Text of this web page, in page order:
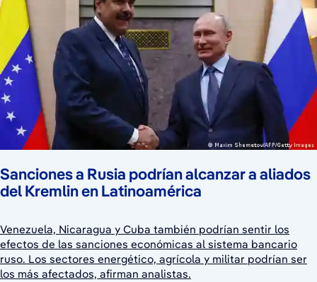
Sanciones a Rusia podrían alcanzar a aliados
del Kremlin en Latinoamérica
Venezuela, Nicaragua y Cuba también podrían sentir los
efectos de las sanciones económicas al sistema bancario
ruso. Los sectores energético, agrícola y militar podrían ser
los más afectados, afirman analistas.